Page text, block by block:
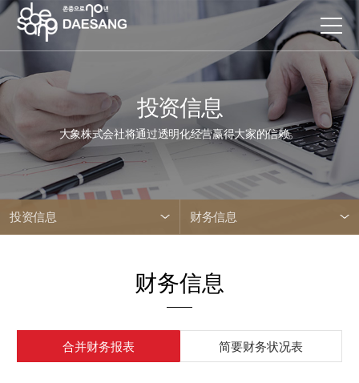
投资信息
大象株式会社将通过透明化经营赢得大家的信赖。
投资信息 财务信息
财务信息
合并财务报表 简要财务状况表